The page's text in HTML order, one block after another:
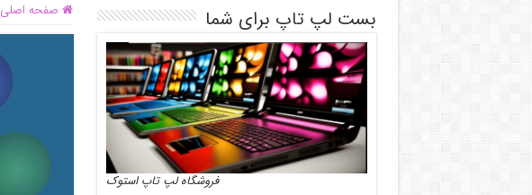
صفحه اصلی بست لپ تاپ برای شما
فروشگاه لپ تاپ استوک